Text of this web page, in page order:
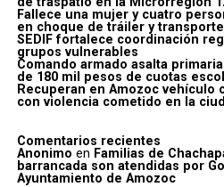
Fallece una mujer y cuatro
en choque de tráiler y
SEDIF fortalece coordinación
grupos vulnerables
Comando armado asalta
de 180 mil pesos de cuotas
Recuperan en Amozoc
con violencia cometido en la
Comentarios recientes
Anonimo en Familias de
barrancada son atendidas por
Ayuntamiento de Amozoc